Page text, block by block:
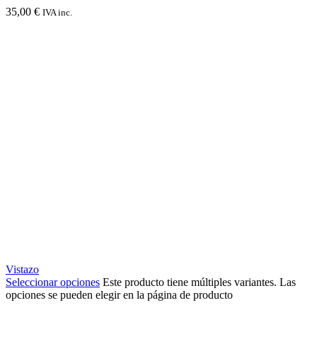
35,00 € IVA inc.
Vistazo
Seleccionar opciones Este producto tiene múltiples variantes. Las
opciones se pueden elegir en la página de producto